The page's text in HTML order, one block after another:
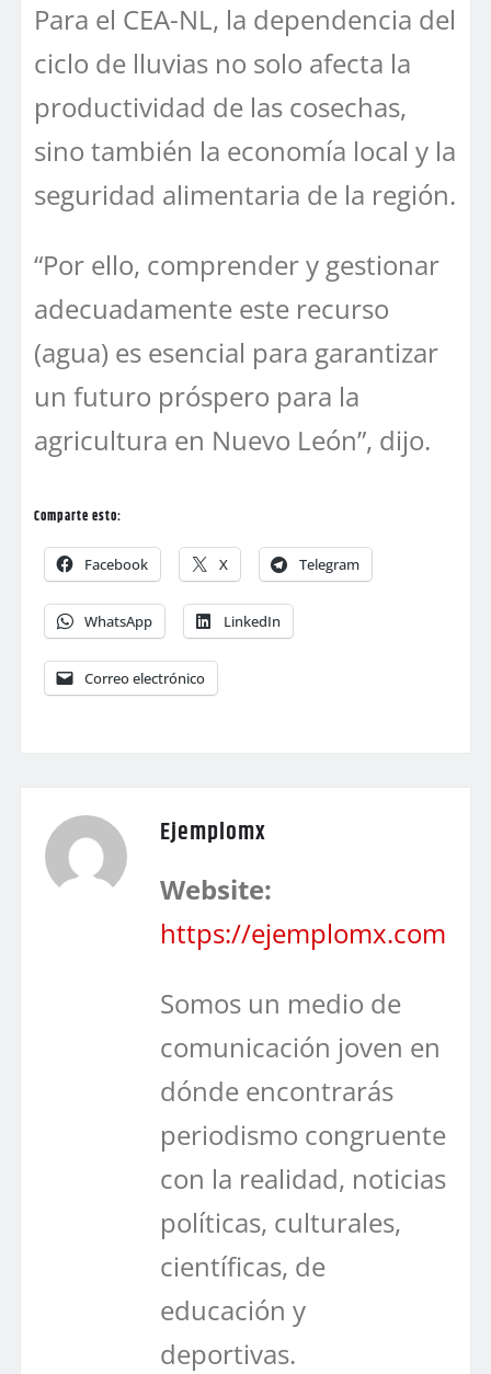
Para el CEA-NL, la dependencia del
ciclo de lluvias no solo afecta la
productividad de las cosechas,
sino también la economía local y la
seguridad alimentaria de la región.
“Por ello, comprender y gestionar
adecuadamente este recurso
(agua) es esencial para garantizar
un futuro próspero para la
agricultura en Nuevo León”, dijo.
Comparte esto:
Facebook X Telegram
WhatsApp LinkedIn
Correo electrónico
Ejemplomx
Website:
https://ejemplomx.com
Somos un medio de
comunicación joven en
dónde encontrarás
periodismo congruente
con la realidad, noticias
políticas, culturales,
científicas, de
educación y
deportivas.